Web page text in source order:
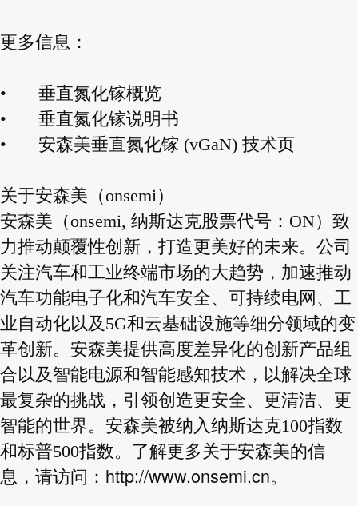
更多信息：
•
垂直氮化镓概览
•
垂直氮化镓说明书
•
安森美垂直氮化镓 (vGaN) 技术页
关于安森美（onsemi）
安森美（onsemi, 纳斯达克股票代号：ON）致
力推动颠覆性创新，打造更美好的未来。公司
关注汽车和工业终端市场的大趋势，加速推动
汽车功能电子化和汽车安全、可持续电网、工
业自动化以及5G和云基础设施等细分领域的变
革创新。安森美提供高度差异化的创新产品组
合以及智能电源和智能感知技术，以解决全球
最复杂的挑战，引领创造更安全、更清洁、更
智能的世界。安森美被纳入纳斯达克100指数
和标普500指数。了解更多关于安森美的信
息，请访问： http://www.onsemi.cn。